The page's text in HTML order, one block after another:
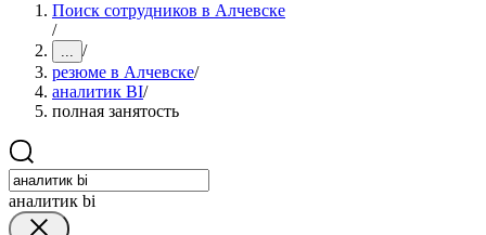
Поиск сотрудников в Алчевске
/
... /
резюме в Алчевске/
аналитик BI/
полная занятость
аналитик bi